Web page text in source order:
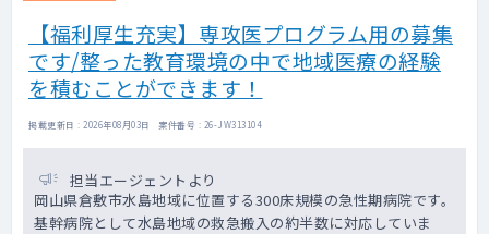
【福利厚生充実】専攻医プログラム用の募集
です/整った教育環境の中で地域医療の経験
を積むことができます！
掲載更新日 : 2026年08月03日 案件番号 : 26-JW313104
担当エージェントより
岡山県倉敷市水島地域に位置する300床規模の急性期病院です。
基幹病院として水島地域の救急搬入の約半数に対応していま